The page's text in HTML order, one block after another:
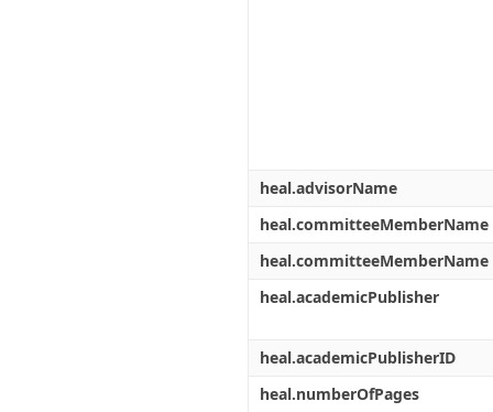
heal.advisorName
heal.committeeMemberName
heal.committeeMemberName
heal.academicPublisher
heal.academicPublisherID
heal.numberOfPages